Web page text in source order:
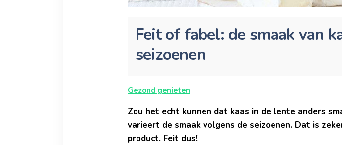
Feit of fabel: de smaak van
seizoenen
Gezond genieten
Zou het echt kunnen dat kaas in de lente anders
varieert de smaak volgens de seizoenen. Dat is
product. Feit dus!